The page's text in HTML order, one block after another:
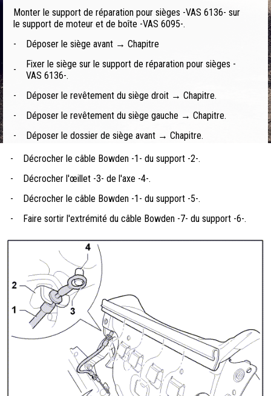
Monter le support de réparation pour sièges -VAS 6136- sur
le support de moteur et de boîte -VAS 6095-.
-
Déposer le siège avant → Chapitre
-
Fixer le siège sur le support de réparation pour sièges -
VAS 6136-.
-
Déposer le revêtement du siège droit → Chapitre.
-
Déposer le revêtement du siège gauche → Chapitre.
-
Déposer le dossier de siège avant → Chapitre.
-
Décrocher le câble Bowden -1- du support -2-.
-
Décrocher l'œillet -3- de l'axe -4-.
-
Décrocher le câble Bowden -1- du support -5-.
-
Faire sortir l'extrémité du câble Bowden -7- du support -6-.